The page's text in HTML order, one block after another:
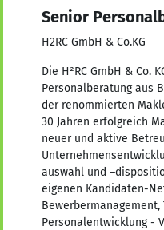
Senior
H2RC GmbH & Co.KG
Die H²RC GmbH & Co.
Personalberatung aus
der renommierten
30 Jahren erfolgreich
neuer und aktive
auswahl und
eigenen Kandidaten-
Personalentwicklung -